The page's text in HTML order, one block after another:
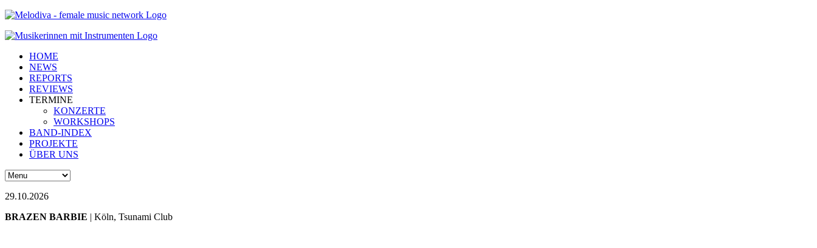
HOME
NEWS
REPORTS
REVIEWS
TERMINE
KONZERTE
WORKSHOPS
BAND-INDEX
PROJEKTE
ÜBER UNS
29.10.2026
BRAZEN BARBIE | Köln, Tsunami Club